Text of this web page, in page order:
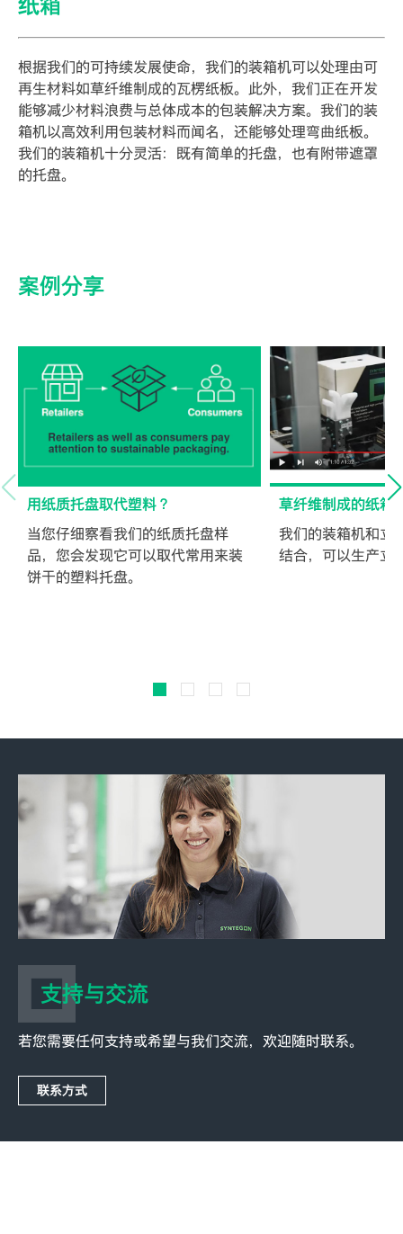
根据我们的可持续发展使命，我们的装箱机可以处理由可
再生材料如草纤维制成的瓦楞纸板。此外，我们正在开发
能够减少材料浪费与总体成本的包装解决方案。我们的装
箱机以高效利用包装材料而闻名，还能够处理弯曲纸板。
我们的装箱机十分灵活：既有简单的托盘，也有附带遮罩
的托盘。
案例分享
用纸质托盘取代塑料？
当您仔细察看我们的纸质托盘样
品，您会发现它可以取代常用来装
饼干的塑料托盘。
草纤维制成的纸箱
我们的装箱机和立
结合，可以生产立
支持与交流
若您需要任何支持或希望与我们交流，欢迎随时联系。
联系方式